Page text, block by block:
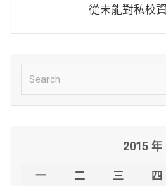
從未能對私校
e
2015 年
一 二 三 四